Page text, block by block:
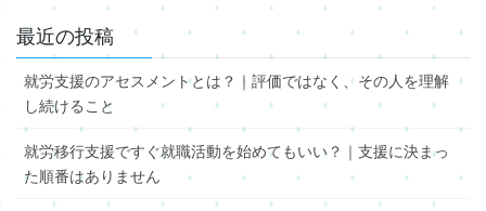
最近の投稿
就労支援のアセスメントとは？｜評価ではなく、その人を理解
し続けること
就労移行支援ですぐ就職活動を始めてもいい？｜支援に決まっ
た順番はありません